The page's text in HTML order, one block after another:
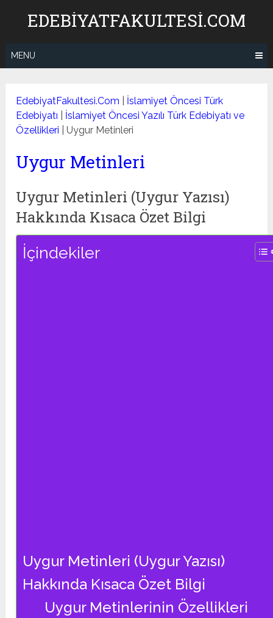
EDEBIYATFAKULTESI.COM
MENU
EdebiyatFakultesi.Com
İslamiyet Öncesi Türk
Edebiyatı
İslamiyet Öncesi Yazılı Türk Edebiyatı ve
Özellikleri |Uygur Metinleri
Uygur Metinleri
Uygur Metinleri (Uygur Yazısı)
Hakkında Kısaca Özet Bilgi
İçindekiler
Uygur Metinleri (Uygur Yazısı)
Hakkında Kısaca Özet Bilgi
Uygur Metinlerinin Özellikleri